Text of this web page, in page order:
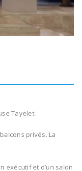
Tayelet.
privés. La
exécutif et d’un salon